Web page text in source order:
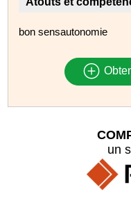
bon sensautonomie
un